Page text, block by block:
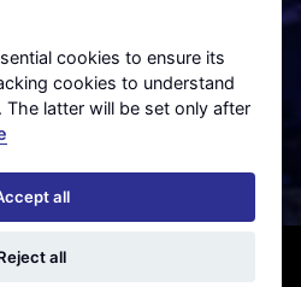
3892-1041
11 5545-1987
reserved.
cookies to ensure its
cookies to understand
latter will be set only after
all
all